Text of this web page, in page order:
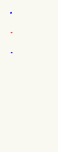
.
.
.